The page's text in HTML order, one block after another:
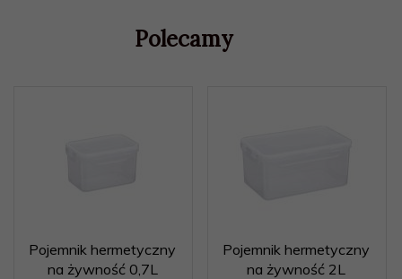
Polecamy
Pojemnik hermetyczny
na żywność 0,7L
Pojemnik hermetyczny
na żywność 2L